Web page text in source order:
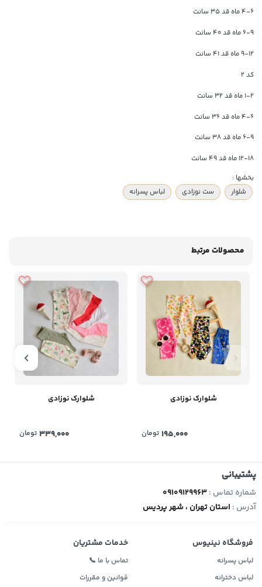
۴-۶ ماه قد ۳۵ سانت
۶-۹ ماه قد ۴۰ سانت
۹-۱۲ ماه قد ۴۱ سانت
کد ۲
۱-۲ ماه قد ۳۲ سانت
۴-۶ ماه قد ۳۶ سانت
۶-۹ ماه قد ۳۸ سانت
۱۲-۱۸ ماه قد ۴۹ سانت
بخشها :
شلوار
ست نوزادی لباس پسرانه
محصولات مرتبط
شلوارک نوزادی
195,000 تومان
شلوارک نوزادی
339,000 تومان
پشتیبانی
شماره تماس :09109129963
آدرس : استان تهران ، شهر پردیس
فروشگاه نینیوس
لباس پسرانه
لباس دخترانه
خدمات مشتریان
تماس با ما 📞
قوانین و مقررات